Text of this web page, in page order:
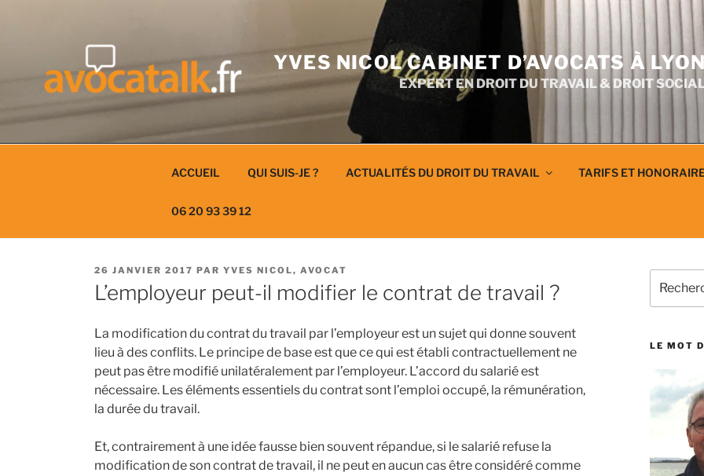
YVES NICOL CABINET D’AVOCATS À
EXPERT EN DROIT DU TRAVAIL & DROIT
ACCUEIL QUI SUIS-JE ? ACTUALITÉS DU DROIT DU TRAVAIL TARIFS ET
06 20 93 39 12
PUBLIÉ
LE
26 JANVIER 2017 PAR YVES NICOL, AVOCAT
L’employeur peut-il modifier le contrat de travail ?
La modification du contrat du travail par l’employeur est un sujet qui donne souvent
lieu à des conflits. Le principe de base est que ce qui est établi contractuellement ne
peut pas être modifié unilatéralement par l’employeur. L’accord du salarié est
nécessaire. Les éléments essentiels du contrat sont l’emploi occupé, la rémunération,
la durée du travail.
Et, contrairement à une idée fausse bien souvent répandue, si le salarié refuse la
modification de son contrat de travail, il ne peut en aucun cas être considéré comme
pour
LE MOT